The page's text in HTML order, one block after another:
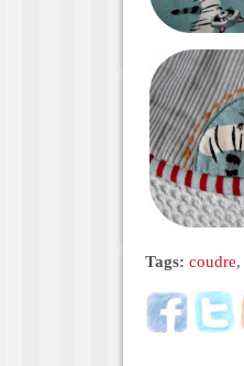
Tags: coudre,